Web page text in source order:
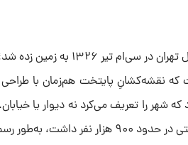
نخستین کلنگ لوله‌کشی آب در دل
نقشه‌کشانِ پایتخت هم‌زمان با طراحی
رسمی آغاز شد.